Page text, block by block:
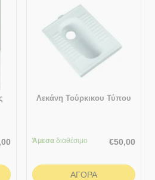
Λεκάνη Τούρκικου Τύπου
Άμεσα διαθέσιμο €50,00
ΑΓΟΡΆ